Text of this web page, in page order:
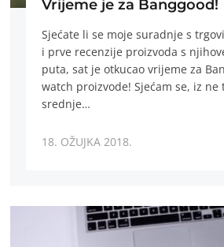
Vrijeme je za Banggood!
Sjećate li se moje suradnje s
i prve recenzije proizvoda s
puta, sat je otkucao vrijeme za
watch proizvode! Sjećam se, iz ne
srednje…
18. OŽUJKA 2018.